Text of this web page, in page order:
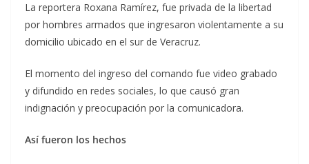
La reportera Roxana Ramírez, fue privada de la libertad
por hombres armados que ingresaron violentamente a su
domicilio ubicado en el sur de Veracruz.
El momento del ingreso del comando fue video grabado
y difundido en redes sociales, lo que causó gran
indignación y preocupación por la comunicadora.
Así fueron los hechos